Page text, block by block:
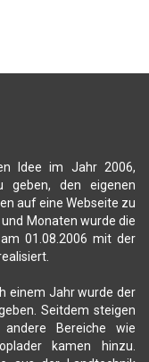
Idee im Jahr 2006,
geben, den eigenen
auf eine Webseite zu
Monaten wurde die
01.08.2006 mit der
einem Jahr wurde der
Seitdem steigen
andere Bereiche wie
kamen hinzu.